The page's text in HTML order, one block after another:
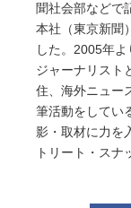
聞社会部などで
本社（東京新聞
した。2005年
ジャーナリスト
住、海外ニュー
筆活動をしてい
影・取材に力を
トリート・スナ